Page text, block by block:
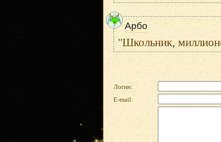
Арбо
"Школьник,
Логин:
E-mail: